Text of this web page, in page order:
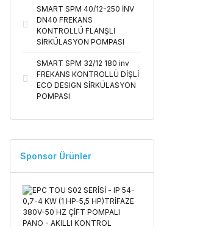
SMART SPM 40/12-250 İNV
DN40 FREKANS
KONTROLLÜ FLANŞLI
SİRKÜLASYON POMPASI
SMART SPM 32/12 180 inv
FREKANS KONTROLLÜ DİŞLİ
ECO DESIGN SİRKÜLASYON
POMPASI
Sponsor Ürünler